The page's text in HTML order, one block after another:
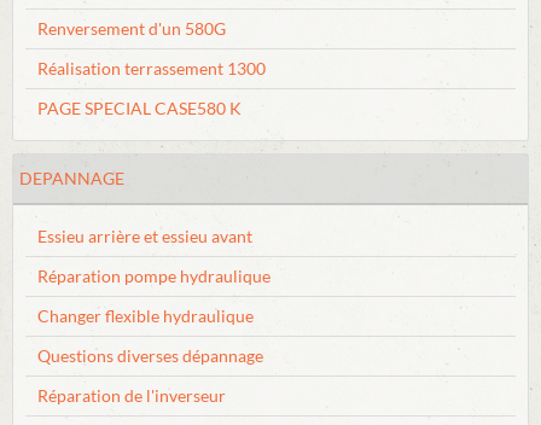
Renversement d'un 580G
Réalisation terrassement 1300
PAGE SPECIAL CASE580 K
DEPANNAGE
Essieu arrière et essieu avant
Réparation pompe hydraulique
Changer flexible hydraulique
Questions diverses dépannage
Réparation de l'inverseur